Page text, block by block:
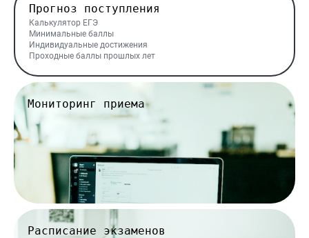
Прогноз поступления
Калькулятор ЕГЭ
Минимальные баллы
Индивидуальные достижения
Проходные баллы прошлых лет
Мониторинг приема
Расписание экзаменов